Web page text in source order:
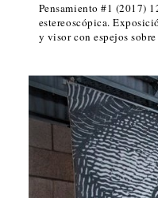
Pensamiento #1 (2017)
estereoscópica.
y visor con espejos